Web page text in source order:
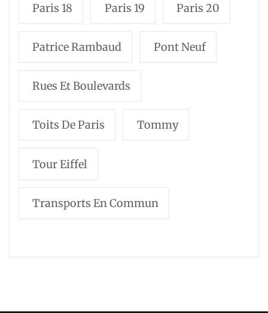
Paris 18 Paris 19 Paris 20
Patrice Rambaud Pont Neuf
Rues Et Boulevards
Toits De Paris Tommy
Tour Eiffel
Transports En Commun